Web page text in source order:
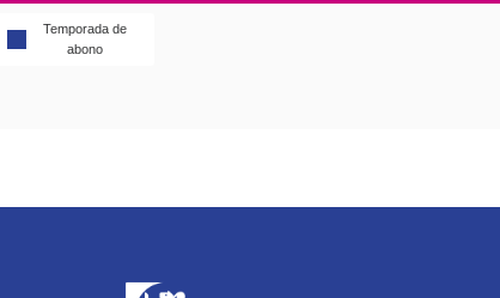
Temporada de
abono